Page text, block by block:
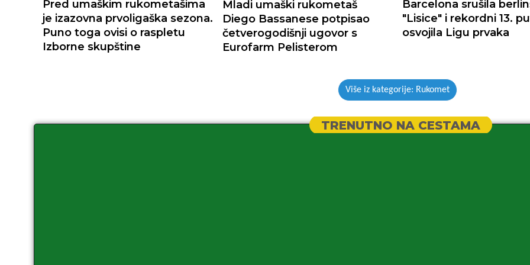
Pred umaškim rukometašima
je izazovna prvoligaška sezona.
Puno toga ovisi o raspletu
Izborne skupštine
Mladi umaški rukometaš
Diego Bassanese potpisao
četverogodišnji ugovor s
Eurofarm Pelisterom
Barcelona srušila
"Lisice" i rekordni 13.
osvojila Ligu prvaka
Više iz kategorije: Rukomet
TRENUTNO NA CESTAMA